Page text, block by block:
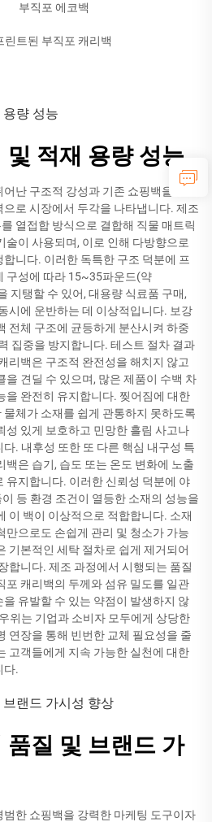
부직포 에코백
린트된 부직포 캐리백
및 적재 용량 성능
난 구조적 강성과 기존 쇼핑백을 훨씬
로 시장에서 두각을 나타냅니다. 제조
열접합 방식으로 결합해 직물 매트릭
술이 사용되며, 이로 인해 다방향으로
니다. 이러한 독특한 구조 덕분에 프
구성에 따라 15~35파운드(약
지탱할 수 있어, 대용량 식료품 구매,
시에 운반하는 데 이상적입니다. 보강
전체 구조에 균등하게 분산시켜 하중
집중을 방지합니다. 테스트 절차 결과
리백은 구조적 완전성을 해치지 않고
을 견딜 수 있으며, 많은 제품이 수백 차
을 완전히 유지합니다. 찢어짐에 대한
체가 소재를 쉽게 관통하지 못하도록
성 있게 보호하고 민망한 흘림 사고나
. 내후성 또한 또 다른 핵심 내구성 특
백은 습기, 습도 또는 온도 변화에 노출
유지합니다. 이러한 신뢰성 덕분에 야
등 환경 조건이 열등한 소재의 성능을
이 백이 이상적으로 적합합니다. 소재
만으로도 손쉽게 관리 및 청소가 가능
기본적인 세탁 절차로 쉽게 제거되어
합니다. 제조 과정에서 시행되는 품질
포 캐리백의 두께와 섬유 밀도를 일관
유발할 수 있는 약점이 발생하지 않
위는 기업과 소비자 모두에게 상당한
연장을 통해 빈번한 교체 필요성을 줄
고객들에게 지속 가능한 실천에 대한
다.
품질 및 브랜드 가
한 쇼핑백을 강력한 마케팅 도구이자